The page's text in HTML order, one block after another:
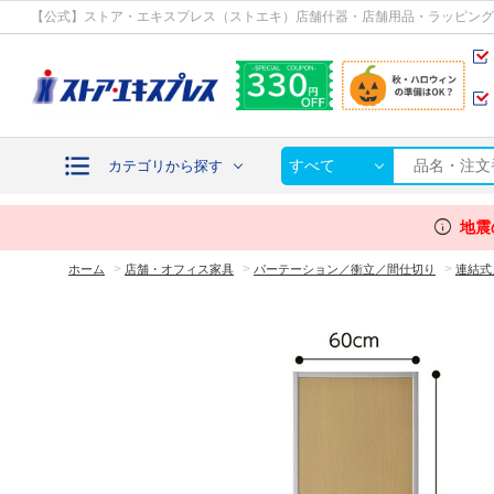
【公式】ストア・エキスプレス（ストエキ）店舗什器・店舗用品・ラッピン
カテゴリから探す すべて
info 地
ホーム > 店舗・オフィス家具 > パーテーション／衝立／間仕切り > 連結